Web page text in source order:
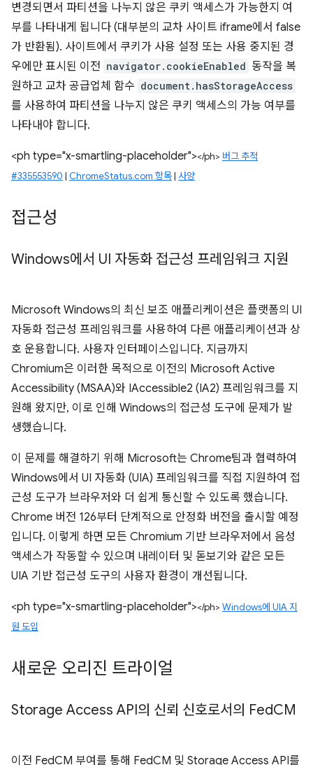
변경되면서 파티션을 나누지 않은 쿠키 액세스가 가능한지 여
부를 나타내게 됩니다 (대부분의 교차 사이트 iframe에서 false
가 반환됨). 사이트에서 쿠키가 사용 설정 또는 사용 중지된 경
우에만 표시된 이전 navigator.cookieEnabled 동작을 복
원하고 교차 공급업체 함수 document.hasStorageAccess
를 사용하여 파티션을 나누지 않은 쿠키 액세스의 가능 여부를
나타내야 합니다.
<ph type="x-smartling-placeholder"></ph> 버그 추적
#335553590 | ChromeStatus.com 항목| 사양
접근성
Windows에서 UI 자동화 접근성 프레임워크 지원
Microsoft Windows의 최신 보조 애플리케이션은 플랫폼의 UI
자동화 접근성 프레임워크를 사용하여 다른 애플리케이션과 상
호 운용합니다. 사용자 인터페이스입니다. 지금까지
Chromium은 이러한 목적으로 이전의 Microsoft Active
Accessibility (MSAA)와 IAccessible2 (IA2) 프레임워크를 지
원해 왔지만, 이로 인해 Windows의 접근성 도구에 문제가 발
생했습니다.
이 문제를 해결하기 위해 Microsoft는 Chrome팀과 협력하여
Windows에서 UI 자동화 (UIA) 프레임워크를 직접 지원하여 접
근성 도구가 브라우저와 더 쉽게 통신할 수 있도록 했습니다.
Chrome 버전 126부터 단계적으로 안정화 버전을 출시할 예정
입니다. 이렇게 하면 모든 Chromium 기반 브라우저에서 음성
액세스가 작동할 수 있으며 내레이터 및 돋보기와 같은 모든
UIA 기반 접근성 도구의 사용자 환경이 개선됩니다.
<ph type="x-smartling-placeholder"></ph> Windows에 UIA 지
원 도입
새로운 오리진 트라이얼
Storage Access API의 신뢰 신호로서의 FedCM
이전 FedCM 부여를 통해 FedCM 및 Storage Access API를